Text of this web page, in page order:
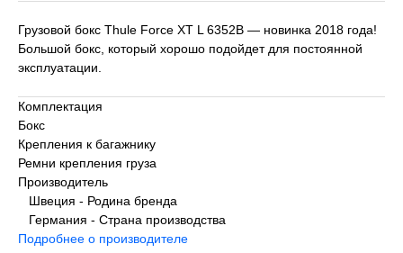
Грузовой бокс Thule Force XT L 6352B — новинка 2018 года!
Большой бокс, который хорошо подойдет для постоянной
эксплуатации.
Комплектация
Бокс
Крепления к багажнику
Ремни крепления груза
Производитель
Швеция - Родина бренда
Германия - Страна производства
Подробнее о производителе